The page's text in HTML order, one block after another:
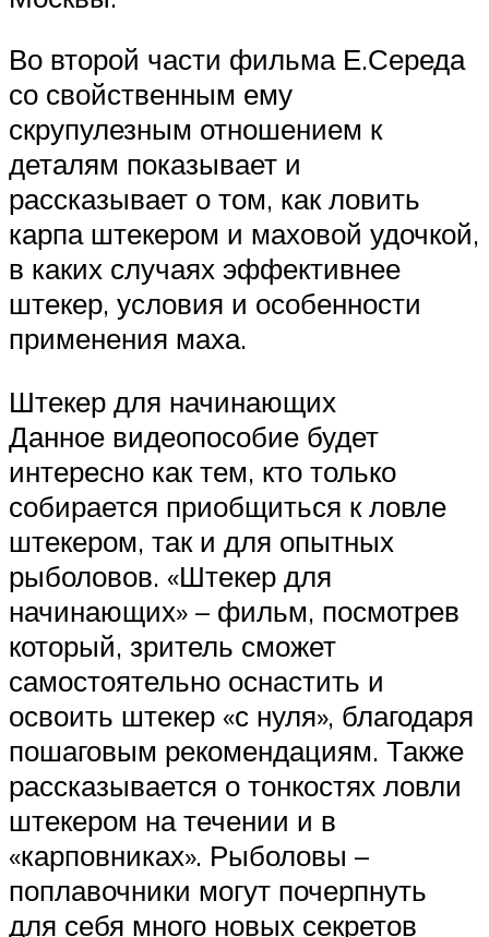
Во второй части фильма Е.Середа
со свойственным ему
скрупулезным отношением к
деталям показывает и
рассказывает о том, как ловить
карпа штекером и маховой удочкой,
в каких случаях эффективнее
штекер, условия и особенности
применения маха.
Штекер для начинающих
Данное видеопособие будет
интересно как тем, кто только
собирается приобщиться к ловле
штекером, так и для опытных
рыболовов. «Штекер для
начинающих» – фильм, посмотрев
который, зритель сможет
самостоятельно оснастить и
освоить штекер «с нуля», благодаря
пошаговым рекомендациям. Также
рассказывается о тонкостях ловли
штекером на течении и в
«карповниках». Рыболовы –
поплавочники могут почерпнуть
для себя много новых секретов